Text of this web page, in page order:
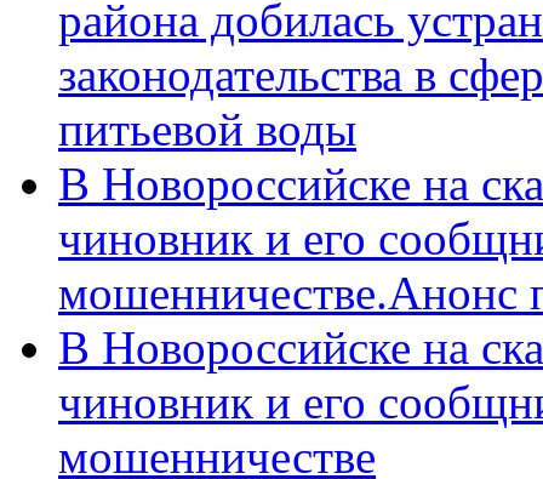
района добилась
законодательства в
питьевой воды
В Новороссийске на
чиновник и его
мошенничестве.Анонс
В Новороссийске на
чиновник и его
мошенничестве